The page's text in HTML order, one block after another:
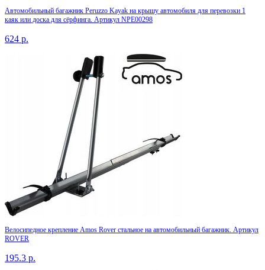
Автомобильный багажник Peruzzo Kayak на крышу автомобиля для перевозки 1
каяк или доска для сёрфинга. Артикул NPE00298
624 р.
Велосипедное крепление Amos Rover стальное на автомобильный багажник. Артикул
ROVER
195.3 р.